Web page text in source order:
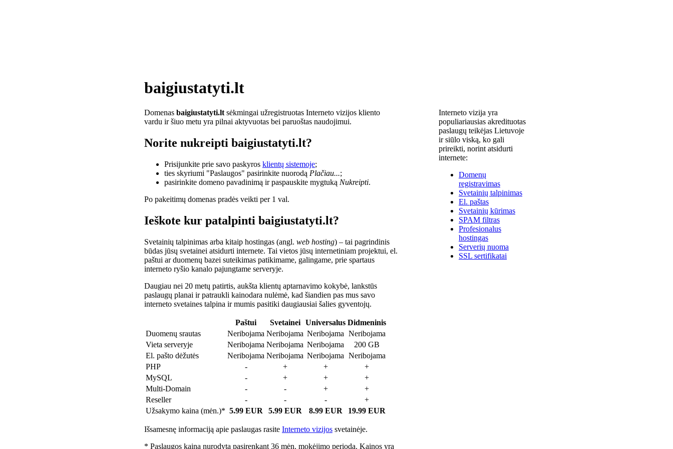
baigiustatyti.lt
Domenas baigiustatyti.lt sėkmingai užregistruotas Interneto vizijos kliento
vardu ir šiuo metu yra pilnai aktyvuotas bei paruoštas naudojimui.
Norite nukreipti baigiustatyti.lt?
Prisijunkite prie savo paskyros klientų sistemoje;
ties skyriumi "Paslaugos" pasirinkite nuorodą Plačiau...;
pasirinkite domeno pavadinimą ir paspauskite mygtuką Nukreipti.
Po pakeitimų domenas pradės veikti per 1 val.
Ieškote kur patalpinti baigiustatyti.lt?
Svetainių talpinimas arba kitaip hostingas (angl. web hosting) – tai pagrindinis
būdas jūsų svetainei atsidurti internete. Tai vietos jūsų internetiniam projektui, el.
paštui ar duomenų bazei suteikimas patikimame, galingame, prie spartaus
interneto ryšio kanalo pajungtame serveryje.
Daugiau nei 20 metų patirtis, aukšta klientų aptarnavimo kokybė, lankstūs
paslaugų planai ir patraukli kainodara nulėmė, kad šiandien pas mus savo
interneto svetaines talpina ir mumis pasitiki daugiausiai šalies gyventojų.
Paštui Svetainei Universalus Didmeninis
Duomenų srautas
Neribojama Neribojama Neribojama Neribojama
Vieta serveryje
Neribojama Neribojama Neribojama
200 GB
El. pašto dėžutės
Neribojama Neribojama Neribojama Neribojama
PHP
- + +
+
MySQL
- + +
+
Multi-Domain
- - +
+
Reseller
- - -
+
Užsakymo kaina (mėn.)* 5.99 EUR 5.99 EUR 8.99 EUR 19.99 EUR
Išsamesnę informaciją apie paslaugas rasite Interneto vizijos svetainėje.
* Paslaugos kaina nurodyta pasirenkant 36 mėn. mokėjimo periodą. Kainos yra
Interneto vizija yra
populiariausias akredituotas
paslaugų teikėjas Lietuvoje
ir siūlo viską, ko gali
prireikti, norint atsidurti
internete:
Domenų
registravimas
Svetainių talpinimas
El. paštas
Svetainių kūrimas
SPAM filtras
Profesionalus
hostingas
Serverių nuoma
SSL sertifikatai